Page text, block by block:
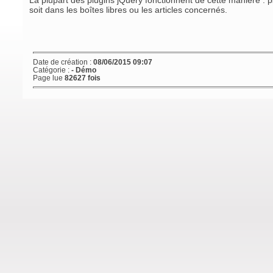
soit dans les boîtes libres ou les articles concernés.
Date de création : 08/06/2015 09:07
Catégorie : - Démo
Page lue 82627 fois